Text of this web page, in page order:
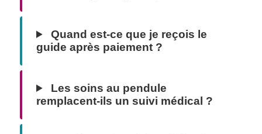
Quand est-ce que je reçois le
guide après paiement ?
Les soins au pendule
remplacent-ils un suivi médical ?